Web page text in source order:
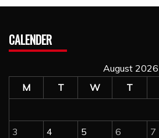
CALENDER
August 2026
M
T W T
3
4 5 6 7